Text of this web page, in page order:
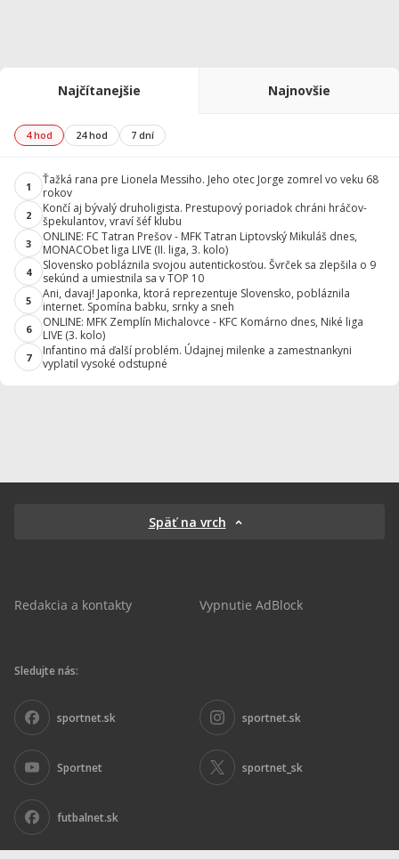
Najčítanejšie Najnovšie
4 hod 24 hod 7 dní
1
Ťažká rana pre Lionela Messiho. Jeho otec Jorge zomrel vo veku 68
rokov
2
Končí aj bývalý druholigista. Prestupový poriadok chráni hráčov-
špekulantov, vraví šéf klubu
3
ONLINE: FC Tatran Prešov - MFK Tatran Liptovský Mikuláš dnes,
MONACObet liga LIVE (II. liga, 3. kolo)
4
Slovensko pobláznila svojou autentickosťou. Švrček sa zlepšila o 9
sekúnd a umiestnila sa v TOP 10
5
Ani, davaj! Japonka, ktorá reprezentuje Slovensko, pobláznila
internet. Spomína babku, srnky a sneh
6
ONLINE: MFK Zemplín Michalovce - KFC Komárno dnes, Niké liga
LIVE (3. kolo)
7
Infantino má ďalší problém. Údajnej milenke a zamestnankyni
vyplatil vysoké odstupné
Späť na vrch
Redakcia a kontakty Vypnutie AdBlock
Sledujte nás:
sportnet.sk sportnet.sk
Sportnet sportnet_sk
futbalnet.sk